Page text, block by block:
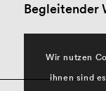
Begleitender
Wir nutzen
ihnen sind